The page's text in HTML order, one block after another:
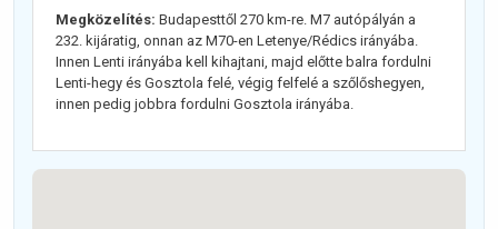
Megközelítés: Budapesttől 270 km-re. M7 autópályán a
232. kijáratig, onnan az M70-en Letenye/Rédics irányába.
Innen Lenti irányába kell kihajtani, majd előtte balra fordulni
Lenti-hegy és Gosztola felé, végig felfelé a szőlőshegyen,
innen pedig jobbra fordulni Gosztola irányába.